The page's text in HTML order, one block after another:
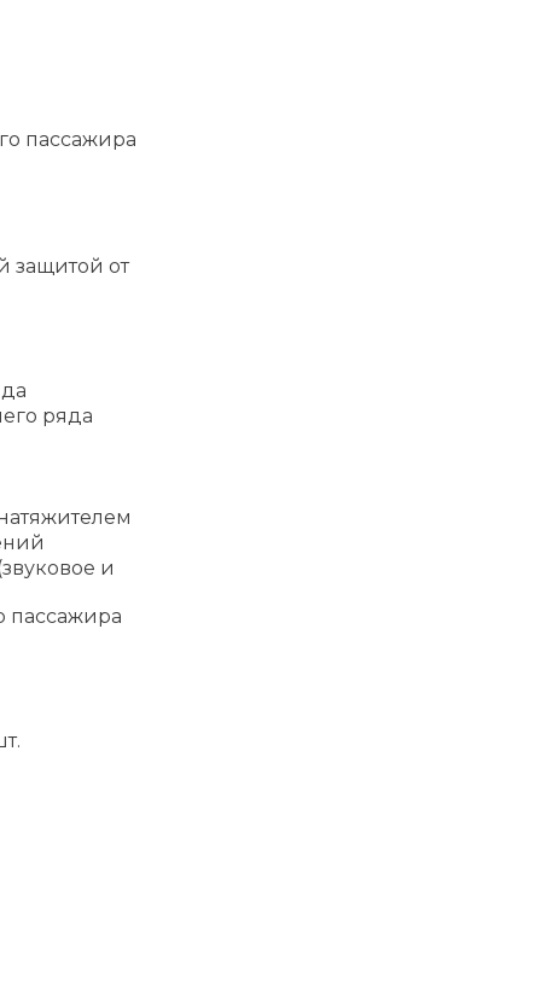
пассажира
защитой от
ряда
и
пассажира